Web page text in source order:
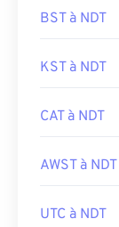
BST à NDT
KST à NDT
CAT à NDT
AWST à NDT
UTC à NDT